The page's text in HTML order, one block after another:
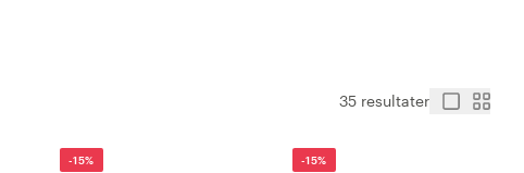
35 resultater
-15% -15%